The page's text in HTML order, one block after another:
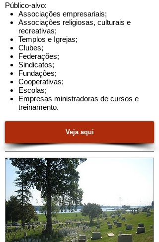
Público-alvo:
Associações empresariais;
Associações religiosas, culturais e
recreativas;
Templos e Igrejas;
Clubes;
Federações;
Sindicatos;
Fundações;
Cooperativas;
Escolas;
Empresas ministradoras de cursos e
treinamento.
Veja aqui